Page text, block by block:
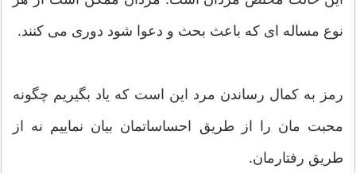
نوع مساله ای که باعث بحث و دعوا شود دوری می کنند.
رمز به کمال رساندن مرد این است که یاد بگیریم چگونه
محبت مان را از طریق احساساتمان بیان نماییم نه از
طریق رفتارمان.